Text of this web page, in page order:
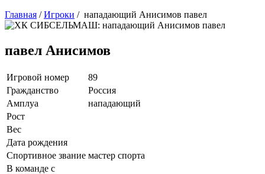
Главная /Игроки / нападающий Анисимов павел
павел Анисимов
Игровой номер
89
Гражданство
Россия
Амплуа
нападающий
Рост
Вес
Дата рождения
Спортивное звание мастер спорта
В команде с